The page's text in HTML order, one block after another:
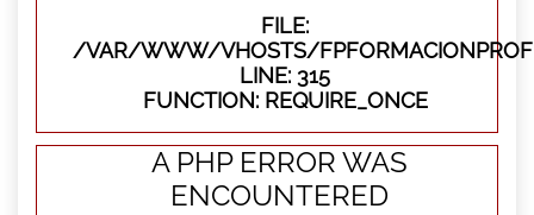
FILE:
/VAR/WWW/VHOSTS/
LINE: 315
FUNCTION: REQUIRE_ONCE
A PHP ERROR WAS
ENCOUNTERED